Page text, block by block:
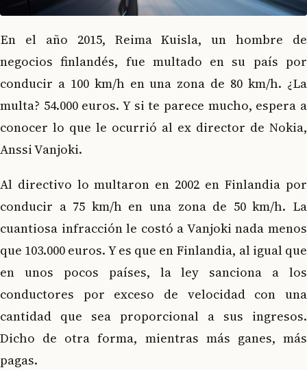
En el año 2015, Reima Kuisla, un hombre de
negocios finlandés, fue multado en su país por
conducir a 100 km/h en una zona de 80 km/h. ¿La
multa? 54.000 euros. Y si te parece mucho, espera a
conocer lo que le ocurrió al ex director de Nokia,
Anssi Vanjoki.
Al directivo lo multaron en 2002 en Finlandia por
conducir a 75 km/h en una zona de 50 km/h. La
cuantiosa infracción le costó a Vanjoki nada menos
que 103.000 euros. Y es que en Finlandia, al igual que
en unos pocos países, la ley sanciona a los
conductores por exceso de velocidad con una
cantidad que sea proporcional a sus ingresos.
Dicho de otra forma, mientras más ganes, más
pagas.